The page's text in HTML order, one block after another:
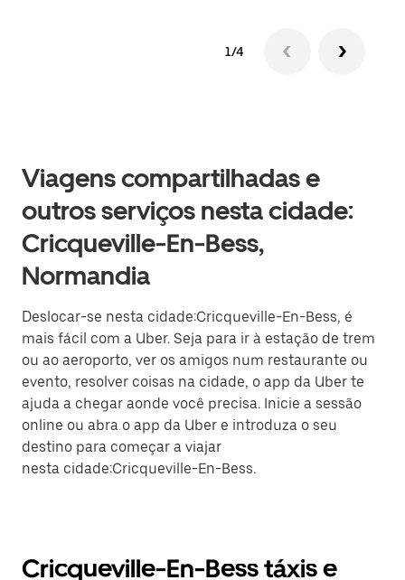
1/4
Viagens compartilhadas e
outros serviços nesta cidade:
Cricqueville-En-Bess,
Normandia
Deslocar-se nesta cidade:Cricqueville-En-Bess, é
mais fácil com a Uber. Seja para ir à estação de trem
ou ao aeroporto, ver os amigos num restaurante ou
evento, resolver coisas na cidade, o app da Uber te
ajuda a chegar aonde você precisa. Inicie a sessão
online ou abra o app da Uber e introduza o seu
destino para começar a viajar
nesta cidade:Cricqueville-En-Bess.
Cricqueville-En-Bess táxis e